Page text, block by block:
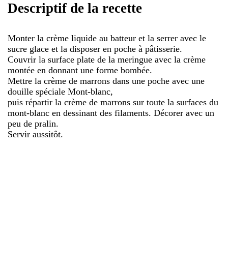
Descriptif de la recette
Monter la crème liquide au batteur et la serrer avec le
sucre glace et la disposer en poche à pâtisserie.
Couvrir la surface plate de la meringue avec la crème
montée en donnant une forme bombée.
Mettre la crème de marrons dans une poche avec une
douille spéciale Mont-blanc,
puis répartir la crème de marrons sur toute la surfaces du
mont-blanc en dessinant des filaments. Décorer avec un
peu de pralin.
Servir aussitôt.